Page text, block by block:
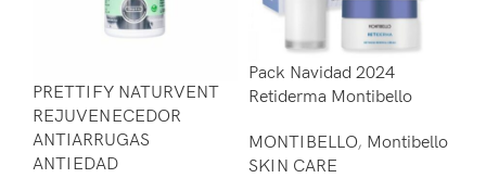
PRETTIFY NATURVENT
REJUVENECEDOR
ANTIARRUGAS
ANTIEDAD
Pack Navidad 2024
Retiderma Montibello
MONTIBELLO, Montibello
SKIN CARE